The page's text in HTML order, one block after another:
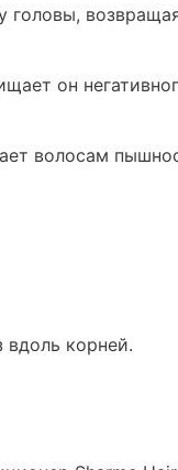
головы,
он
волосам
вдоль корней.